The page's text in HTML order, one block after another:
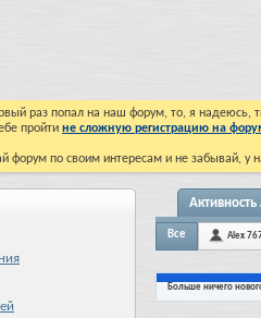
раз попал на наш форум, то, я надеюсь,
пройти не сложную регистрацию на
форум по своим интересам и не забывай, у
Все Alex
Больше ничего